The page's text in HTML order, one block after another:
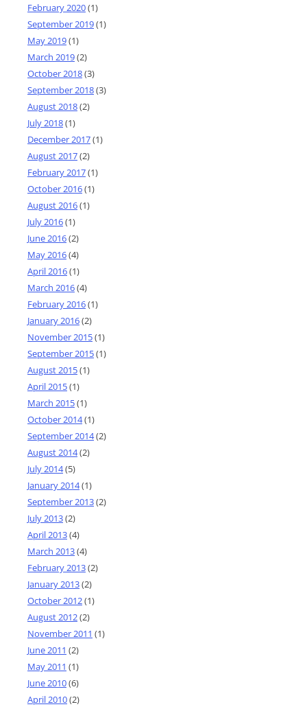
February 2020(1)
September 2019(1)
May 2019(1)
March 2019(2)
October 2018(3)
September 2018(3)
August 2018(2)
July 2018(1)
December 2017(1)
August 2017(2)
February 2017(1)
October 2016(1)
August 2016(1)
July 2016(1)
June 2016(2)
May 2016(4)
April 2016(1)
March 2016(4)
February 2016(1)
January 2016(2)
November 2015(1)
September 2015(1)
August 2015(1)
April 2015(1)
March 2015(1)
October 2014(1)
September 2014(2)
August 2014(2)
July 2014(5)
January 2014(1)
September 2013(2)
July 2013(2)
April 2013(4)
March 2013(4)
February 2013(2)
January 2013(2)
October 2012(1)
August 2012(2)
November 2011 (1)
June 2011 (2)
May 2011 (1)
June 2010(6)
April 2010(2)